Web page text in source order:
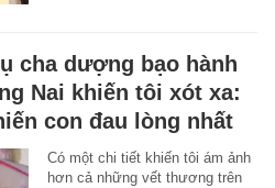
cha dượng bạo hành
Nai khiến tôi xót xa:
con đau lòng nhất
Có một chi tiết khiến tôi ám ảnh
hơn cả những vết thương trên